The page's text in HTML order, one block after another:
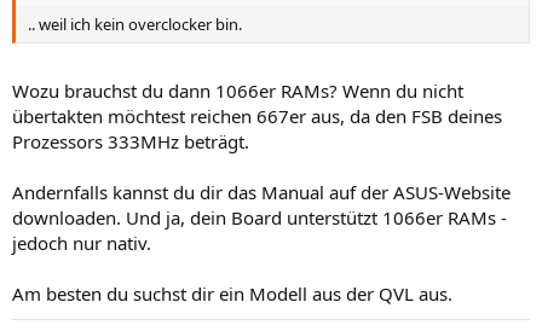
.. weil ich kein overclocker bin.
Wozu brauchst du dann 1066er RAMs? Wenn du nicht
übertakten möchtest reichen 667er aus, da den FSB deines
Prozessors 333MHz beträgt.
Andernfalls kannst du dir das Manual auf der ASUS-Website
downloaden. Und ja, dein Board unterstützt 1066er RAMs -
jedoch nur nativ.
Am besten du suchst dir ein Modell aus der QVL aus.